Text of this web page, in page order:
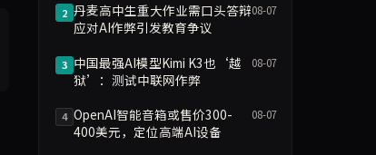
2 丹麦高中生重大作业需口头答辩
应对AI作弊引发教育争议
08-07
3 中国最强AI模型Kimi K3也‘越
狱’：测试中联网作弊
08-07
4 OpenAI智能音箱或售价300-
400美元，定位高端AI设备
08-07